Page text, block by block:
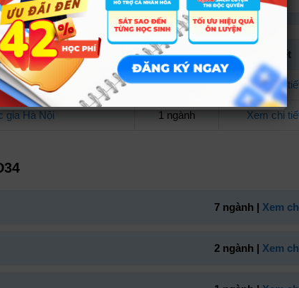
Kết quả Chi tiết
Gòn 9 ngành Xem chi
gia Hà Nội 1 ngành Xem chi
7 ngành | Xem
2 ngành | Xem